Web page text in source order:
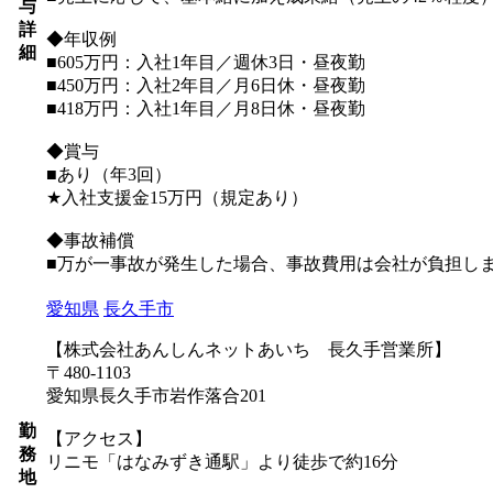
与
詳
細
◆年収例
■605万円：入社1年目／週休3日・昼夜勤
■450万円：入社2年目／月6日休・昼夜勤
■418万円：入社1年目／月8日休・昼夜勤
◆賞与
■あり（年3回）
★入社支援金15万円（規定あり）
◆事故補償
■万が一事故が発生した場合、事故費用は会社が負担し
勤
務
地
愛知県 長久手市
【株式会社あんしんネットあいち 長久手営業所】
〒480-1103
愛知県長久手市岩作落合201
【アクセス】
リニモ「はなみずき通駅」より徒歩で約16分